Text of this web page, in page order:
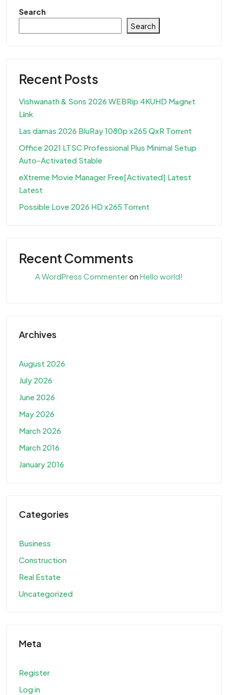
Search
Search
Recent Posts
Vishwanath & Sons 2026 WEBRip 4KUHD M𝐚gn𝐞t
L𝐢nk
Las damas 2026 BluRay 1080p x265 QxR Torr𝐞nt
Office 2021 LTSC Professional Plus Minimal Setup
Auto-Activated Stable
eXtreme Movie Manager Free[Activated] Latest
Latest
Possible Love 2026 HD x265 Torr𝐞nt
Recent Comments
A WordPress Commenteron Hello world!
Archives
August 2026
July 2026
June 2026
May 2026
March 2026
March 2016
January 2016
Categories
Business
Construction
Real Estate
Uncategorized
Meta
Register
Log in